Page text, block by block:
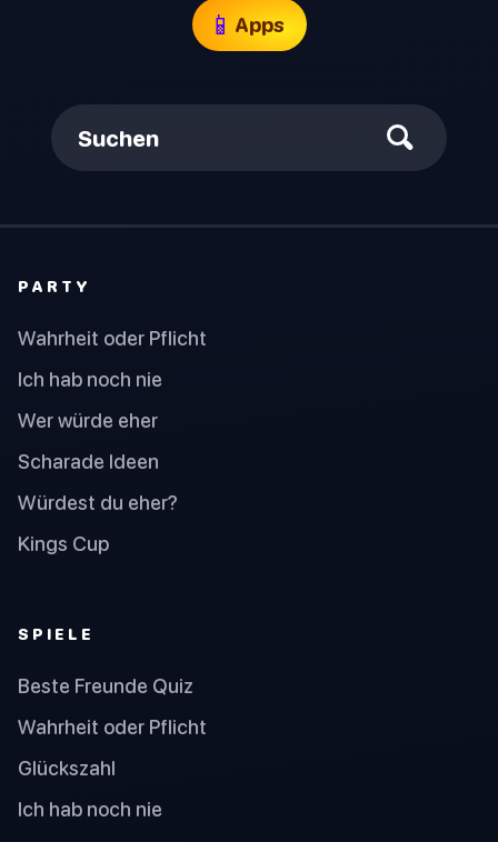
📱 Apps
Suchen
PARTY
Wahrheit oder Pflicht
Ich hab noch nie
Wer würde eher
Scharade Ideen
Würdest du eher?
Kings Cup
SPIELE
Beste Freunde Quiz
Wahrheit oder Pflicht
Glückszahl
Ich hab noch nie